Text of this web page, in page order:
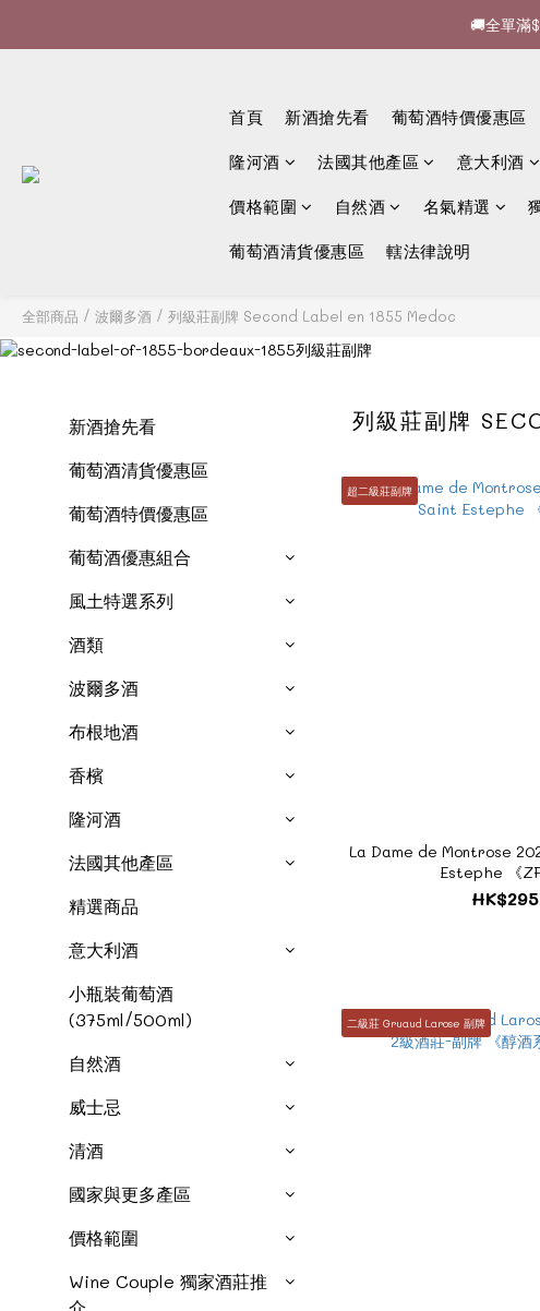
🚚全單滿
🚚全單滿
🚚全單滿
首頁 新酒搶先看 葡萄酒特價優惠區
隆河酒 法國其他產區 意大利酒
價格範圍 自然酒 名氣精選
葡萄酒清貨優惠區 轄法律說明
全部商品 / 波爾多酒 / 列級莊副牌 Second Label en 1855 Medoc
新酒搶先看
葡萄酒清貨優惠區
葡萄酒特價優惠區
葡萄酒優惠組合
風土特選系列
酒類
波爾多酒
布根地酒
香檳
隆河酒
法國其他產區
精選商品
意大利酒
小瓶裝葡萄酒
(375ml/500ml)
自然酒
威士忌
清酒
國家與更多產區
價格範圍
Wine Couple 獨家酒莊推
列級莊副牌
超二級莊副牌
La Dame de Montrose 2021
Estephe 《
二級莊 Gruaud Larose 副牌